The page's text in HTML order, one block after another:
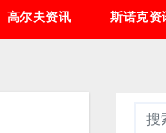
高尔夫资讯 斯诺克资